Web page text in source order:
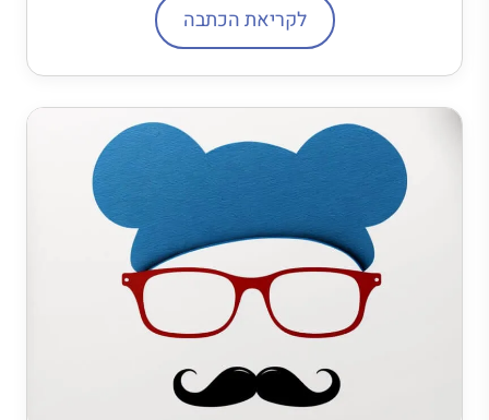
לקריאת הכתבה